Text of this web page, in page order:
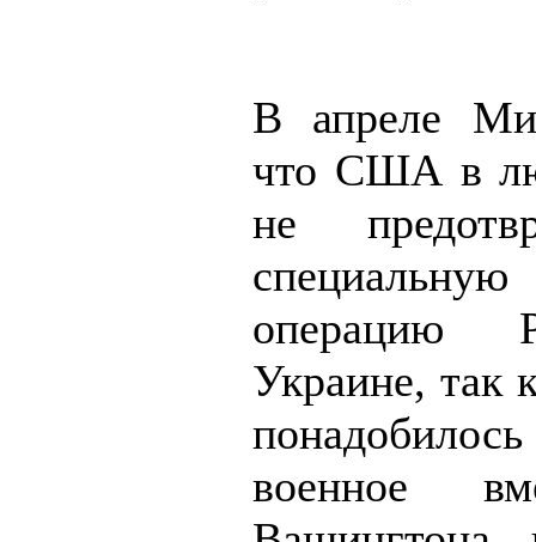
В апреле
что США в
не
операцию
Украине, так
военное